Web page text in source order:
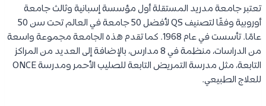
تعتبر جامعة مدريد المستقلة أول مؤسسة إسبانية وثالث جامعة
أوروبية وفقًا لتصنيف QS لأفضل 50 جامعة في العالم تحت سن 50
عامًا. تأسست في عام 1968. كما تقدم هذه الجامعة مجموعة واسعة
من الدراسات، منظمة في 8 مدارس، بالإضافة إلى العديد من المراكز
التابعة، مثل مدرسة التمريض التابعة للصليب الأحمر ومدرسة ONCE
للعلاج الطبيعي.